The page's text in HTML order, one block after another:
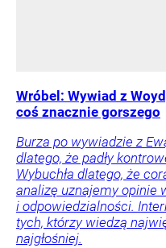
Wróbel: Wywiad z
coś znacznie gorszego
Burza po wywiadzie z
dlatego, że padły
Wybuchła dlatego, że
analizę uznajemy opinie
i odpowiedzialności.
tych, którzy wiedzą
najgłośniej.